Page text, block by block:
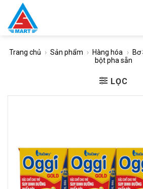
content
Trang chủ › Sản phẩm › Hàng hóa › Bơ
bột pha sẵn
LỌC